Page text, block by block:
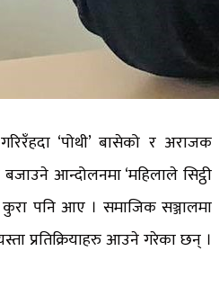
‘पोथी’ बासेको र अराजक
आन्दोलनमा ‘महिलाले सिट्ठी
पनि आए । समाजिक सञ्जालमा
प्रतिक्रियाहरु आउने गरेका छन् ।